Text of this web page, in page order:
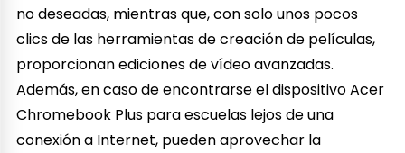
no deseadas, mientras que, con solo unos pocos
clics de las herramientas de creación de películas,
proporcionan ediciones de vídeo avanzadas.
Además, en caso de encontrarse el dispositivo Acer
Chromebook Plus para escuelas lejos de una
conexión a Internet, pueden aprovechar la